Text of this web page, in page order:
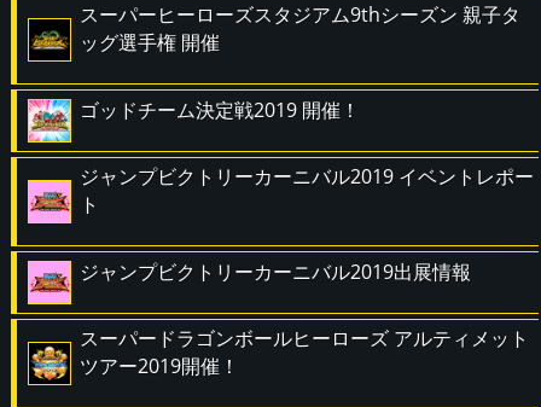
スーパーヒーローズスタジアム9thシーズン 親子タ
ッグ選手権 開催
ゴッドチーム決定戦2019 開催！
ジャンプビクトリーカーニバル2019 イベントレポー
ト
ジャンプビクトリーカーニバル2019出展情報
スーパードラゴンボールヒーローズ アルティメット
ツアー2019開催！